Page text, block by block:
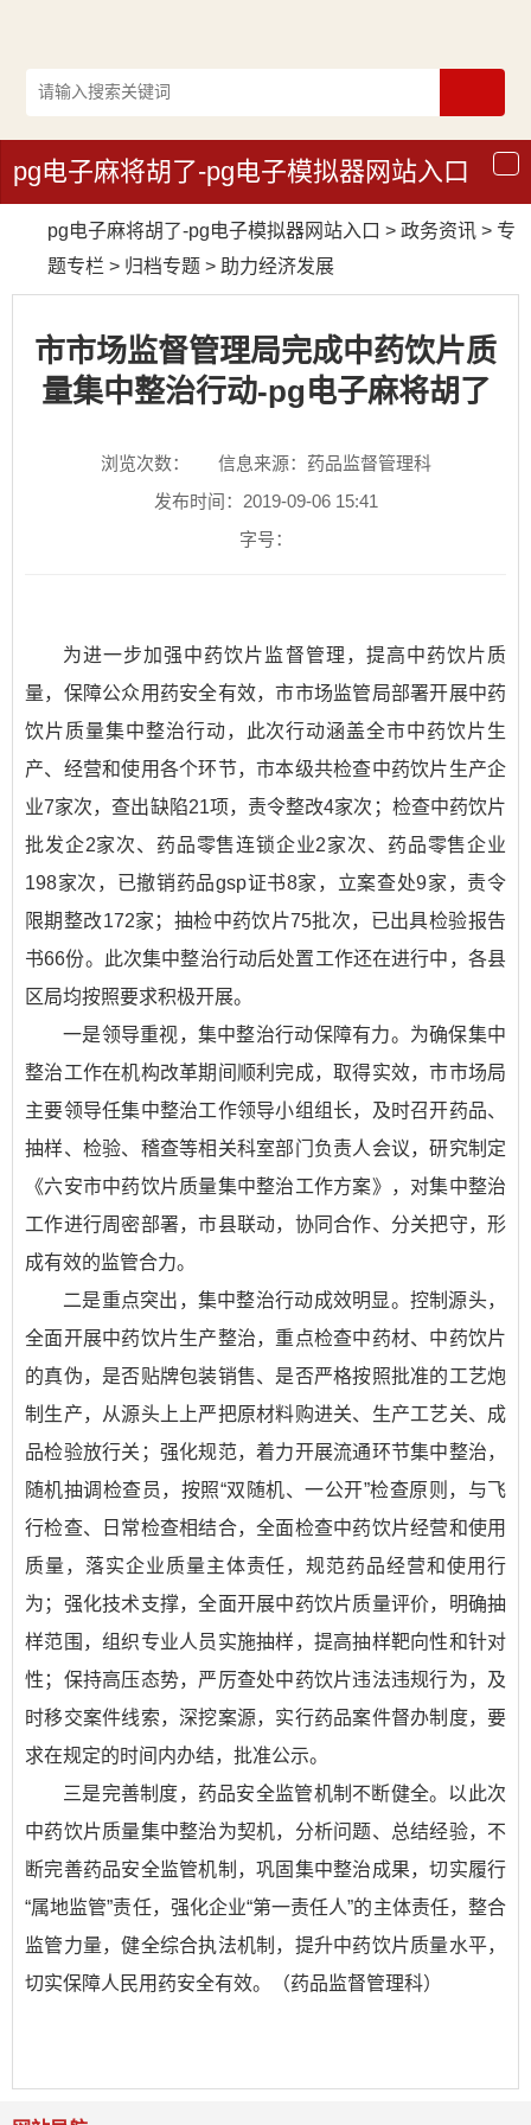
导
航
pg电子麻将胡了-pg电子模拟器网站入口
pg电子麻将胡了-pg电子模拟器网站入口 > 政务资讯 > 专
题专栏 > 归档专题 > 助力经济发展
市市场监督管理局完成中药饮片质
量集中整治行动-pg电子麻将胡了
浏览次数：
信息来源：药品监督管理科
发布时间：2019-09-06 15:41
字号：
为进一步加强中药饮片监督管理，提高中药饮片质
量，保障公众用药安全有效，市市场监管局部署开展中药
饮片质量集中整治行动，此次行动涵盖全市中药饮片生
产、经营和使用各个环节，市本级共检查中药饮片生产企
业7家次，查出缺陷21项，责令整改4家次；检查中药饮片
批发企2家次、药品零售连锁企业2家次、药品零售企业
198家次，已撤销药品gsp证书8家，立案查处9家，责令
限期整改172家；抽检中药饮片75批次，已出具检验报告
书66份。此次集中整治行动后处置工作还在进行中，各县
区局均按照要求积极开展。
一是领导重视，集中整治行动保障有力。为确保集中
整治工作在机构改革期间顺利完成，取得实效，市市场局
主要领导任集中整治工作领导小组组长，及时召开药品、
抽样、检验、稽查等相关科室部门负责人会议，研究制定
《六安市中药饮片质量集中整治工作方案》，对集中整治
工作进行周密部署，市县联动，协同合作、分关把守，形
成有效的监管合力。
二是重点突出，集中整治行动成效明显。控制源头，
全面开展中药饮片生产整治，重点检查中药材、中药饮片
的真伪，是否贴牌包装销售、是否严格按照批准的工艺炮
制生产，从源头上上严把原材料购进关、生产工艺关、成
品检验放行关；强化规范，着力开展流通环节集中整治，
随机抽调检查员，按照“双随机、一公开”检查原则，与飞
行检查、日常检查相结合，全面检查中药饮片经营和使用
质量，落实企业质量主体责任，规范药品经营和使用行
为；强化技术支撑，全面开展中药饮片质量评价，明确抽
样范围，组织专业人员实施抽样，提高抽样靶向性和针对
性；保持高压态势，严厉查处中药饮片违法违规行为，及
时移交案件线索，深挖案源，实行药品案件督办制度，要
求在规定的时间内办结，批准公示。
三是完善制度，药品安全监管机制不断健全。以此次
中药饮片质量集中整治为契机，分析问题、总结经验，不
断完善药品安全监管机制，巩固集中整治成果，切实履行
“属地监管”责任，强化企业“第一责任人”的主体责任，整合
监管力量，健全综合执法机制，提升中药饮片质量水平，
切实保障人民用药安全有效。（药品监督管理科）